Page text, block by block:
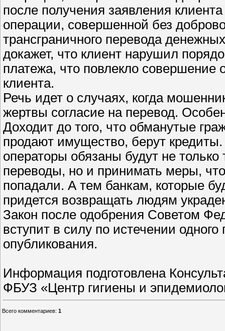
после получения заявления
операции, совершенной без
трансграничного перевода
докажет, что клиент нарушил
платежа, что повлекло совершение
клиента.
Речь идет о случаях, когда
жертвы согласие на перевод.
Доходит до того, что обманутые
продают имущество, берут
операторы обязаны будут не
переводы, но и принимать меры,
попадали. А тем банкам, которые
придется возвращать людям
Закон после одобрения Советом
вступит в силу по истечении
опубликования.
Информация подготовлена
ФБУЗ «Центр гигиены и
Всего комментариев: 1